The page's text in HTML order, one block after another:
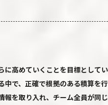
に高めていくことを目標としてい
中で、正確で根拠のある積算を行
報を取り入れ、チーム全員が同じ